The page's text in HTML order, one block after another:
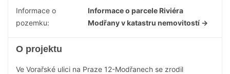
Informace o
pozemku:
Informace o parcele Riviéra
Modřany v katastru nemovitostí →
O projektu
Ve Vorařské ulici na Praze 12-Modřanech se zrodil